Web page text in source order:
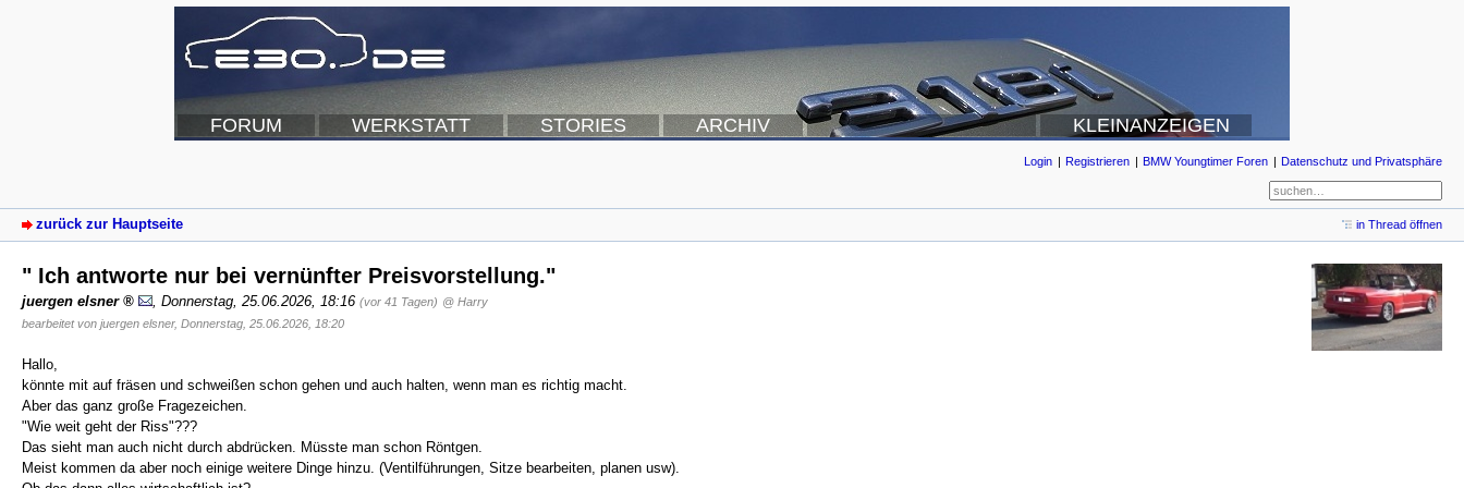
FORUM WERKSTATT STORIES ARCHIV KLEINANZEIGEN
Login Registrieren BMW Youngtimer Foren Datenschutz und Privatsphäre
zurück zur Hauptseite in Thread öffnen
" Ich antworte nur bei vernünfter Preisvorstellung."
juergen elsner Donnerstag, 25.06.2026, 18:16 (vor 41 Tagen) @ Harry
bearbeitet von juergen elsner, Donnerstag, 25.06.2026, 18:20
Hallo,
könnte mit auf fräsen und schweißen schon gehen und auch halten, wenn man es richtig macht.
Aber das ganz große Fragezeichen.
"Wie weit geht der Riss"???
Das sieht man auch nicht durch abdrücken. Müsste man schon Röntgen.
Meist kommen da aber noch einige weitere Dinge hinzu. (Ventilführungen, Sitze bearbeiten, planen usw).